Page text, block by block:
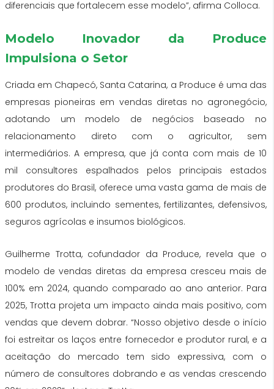
diferenciais que fortalecem esse modelo”, afirma Colloca.
Modelo Inovador da Produce
Impulsiona o Setor
Criada em Chapecó, Santa Catarina, a Produce é uma das
empresas pioneiras em vendas diretas no agronegócio,
adotando um modelo de negócios baseado no
relacionamento direto com o agricultor, sem
intermediários. A empresa, que já conta com mais de 10
mil consultores espalhados pelos principais estados
produtores do Brasil, oferece uma vasta gama de mais de
600 produtos, incluindo sementes, fertilizantes, defensivos,
seguros agrícolas e insumos biológicos.
Guilherme Trotta, cofundador da Produce, revela que o
modelo de vendas diretas da empresa cresceu mais de
100% em 2024, quando comparado ao ano anterior. Para
2025, Trotta projeta um impacto ainda mais positivo, com
vendas que devem dobrar. “Nosso objetivo desde o início
foi estreitar os laços entre fornecedor e produtor rural, e a
aceitação do mercado tem sido expressiva, com o
número de consultores dobrando e as vendas crescendo